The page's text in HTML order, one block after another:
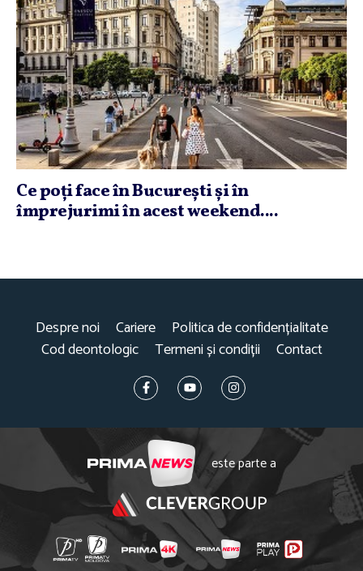
Ce poţi face în Bucureşti şi în
împrejurimi în acest weekend....
Despre noi Cariere
Politica de confidențialitate
Cod deontologic
Termeni și condiții Contact
este parte a